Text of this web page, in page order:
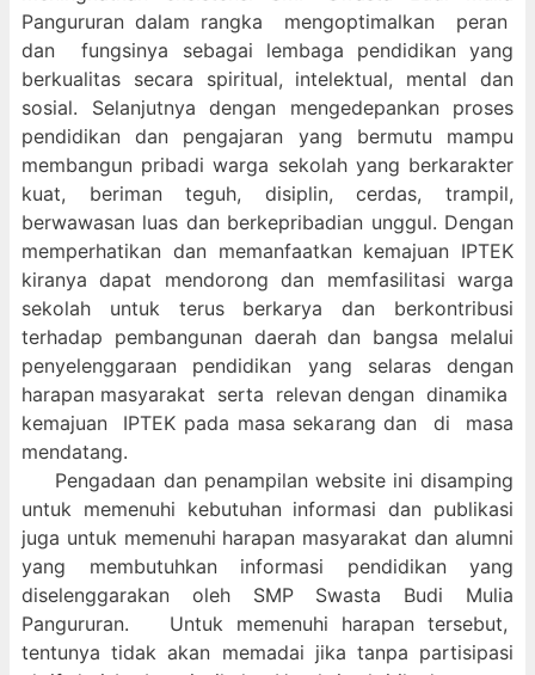
Pangururan dalam rangka mengoptimalkan peran
dan fungsinya sebagai lembaga pendidikan yang
berkualitas secara spiritual, intelektual, mental dan
sosial. Selanjutnya dengan mengedepankan proses
pendidikan dan pengajaran yang bermutu mampu
membangun pribadi warga sekolah yang berkarakter
kuat, beriman teguh, disiplin, cerdas, trampil,
berwawasan luas dan berkepribadian unggul. Dengan
memperhatikan dan memanfaatkan kemajuan IPTEK
kiranya dapat mendorong dan memfasilitasi warga
sekolah untuk terus berkarya dan berkontribusi
terhadap pembangunan daerah dan bangsa melalui
penyelenggaraan pendidikan yang selaras dengan
harapan masyarakat serta relevan dengan dinamika
kemajuan IPTEK pada masa sekarang dan di masa
mendatang.
Pengadaan dan penampilan website ini disamping
untuk memenuhi kebutuhan informasi dan publikasi
juga untuk memenuhi harapan masyarakat dan alumni
yang membutuhkan informasi pendidikan yang
diselenggarakan oleh SMP Swasta Budi Mulia
Pangururan. Untuk memenuhi harapan tersebut,
tentunya tidak akan memadai jika tanpa partisipasi